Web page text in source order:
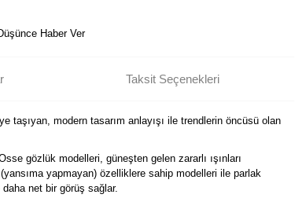
Haber Ver
Taksit Seçenekleri
taşıyan, modern tasarım anlayışı ile trendlerin öncüsü olan
gözlük modelleri, güneşten gelen zararlı ışınları
yapmayan) özelliklere sahip modelleri ile parlak
net bir görüş sağlar.